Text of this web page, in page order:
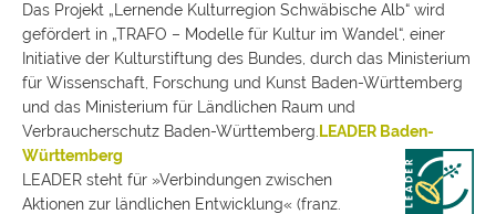
Das Projekt „Lernende Kulturregion Schwäbische Alb“ wird
gefördert in „TRAFO – Modelle für Kultur im Wandel“, einer
Initiative der Kulturstiftung des Bundes, durch das Ministerium
für Wissenschaft, Forschung und Kunst Baden-Württemberg
und das Ministerium für Ländlichen Raum und
Verbraucherschutz Baden-Württemberg. LEADER Baden-
Württemberg
LEADER steht für »Verbindungen zwischen
Aktionen zur ländlichen Entwicklung« (franz.